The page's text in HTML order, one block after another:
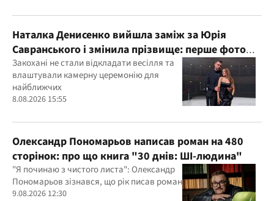
Наталка Денисенко вийшла заміж за Юрія
Савранського і змінила прізвище: перше фото
молодят
Закохані не стали відкладати весілля та
влаштували камерну церемонію для
найближчих
8.08.2026 15:55
Олександр Пономарьов написав роман на 480
сторінок: про що книга "30 днів: ШІ-людина"
"Я починаю з чистого листа": Олександр
Пономарьов зізнався, що рік писав роман
9.08.2026 12:30